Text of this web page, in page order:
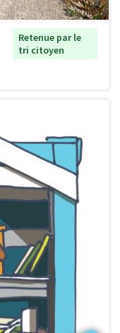
Retenue par le
tri citoyen